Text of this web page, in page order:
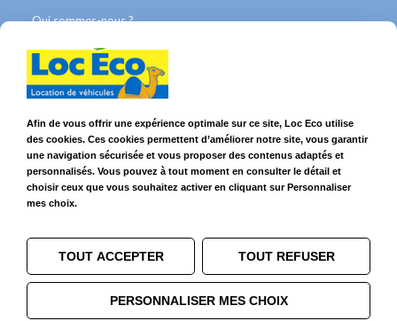
Qui sommes-nous ?
Contact WhatsApp
Nous recrutons
Avis Clients
Légal
Franchises & Assurances
Conditions Générales
Données personnelles
Mentions Légales
Suivez-nous sur
Afin de vous offrir une expérience optimale sur ce site, Loc Eco utilise
des cookies. Ces cookies permettent d’améliorer notre site, vous garantir
une navigation sécurisée et vous proposer des contenus adaptés et
personnalisés. Vous pouvez à tout moment en consulter le détail et
choisir ceux que vous souhaitez activer en cliquant sur Personnaliser
mes choix.
TOUT ACCEPTER TOUT REFUSER
PERSONNALISER MES CHOIX